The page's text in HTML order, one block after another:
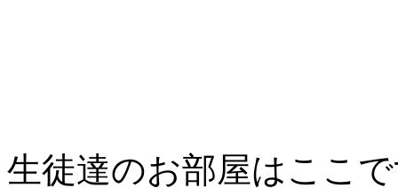
生徒達のお部屋はここ